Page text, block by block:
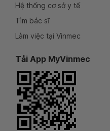
Hệ thống cơ sở y tế
Tìm bác sĩ
Làm việc tại Vinmec
Tải App MyVinmec